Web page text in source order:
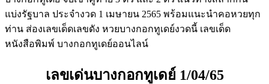
แบ่งรัฐบาล ประจำงวด 1 เมษายน 2565 พร้อมแนะนำคอหวยทุก
ท่าน ส่องเลขเด็ดเลขดัง หวยบางกอกทูเดย์งวดนี้ เลขเด็ด
หนังสือพิมพ์ บางกอกทูเดย์ออนไลน์
เลขเด่นบางกอกทูเดย์ 1/04/65